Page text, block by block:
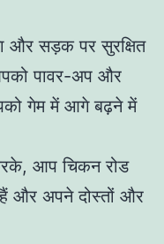
और सड़क पर सुरक्षित
पावर-अप और
गेम में आगे बढ़ने में
आप चिकन रोड
और अपने दोस्तों और